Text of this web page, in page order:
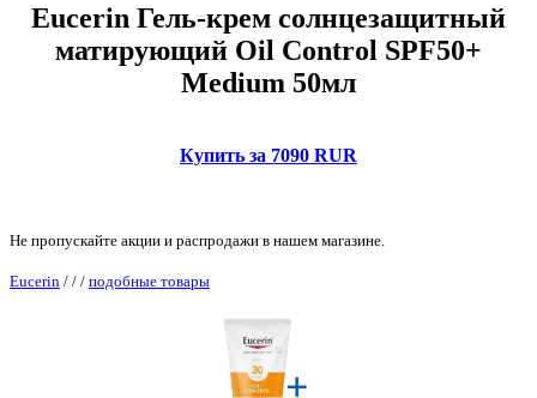
Eucerin Гель-крем солнцезащитный
матирующий Oil Control SPF50+
Medium 50мл
Купить за 7090 RUR
Не пропускайте акции и распродажи в нашем магазине.
Eucerin / / / подобные товары